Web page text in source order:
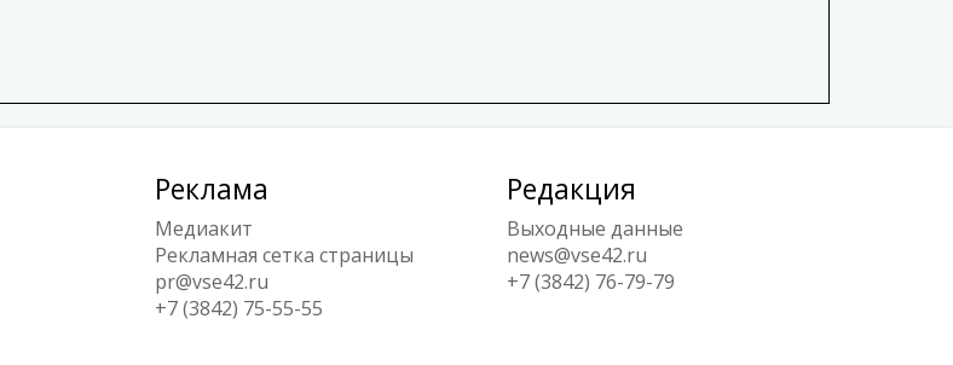
Реклама
Медиакит
Рекламная сетка страницы
pr@vse42.ru
+7 (3842) 75-55-55
Редакция
Выходные данные
news@vse42.ru
+7 (3842) 76-79-79